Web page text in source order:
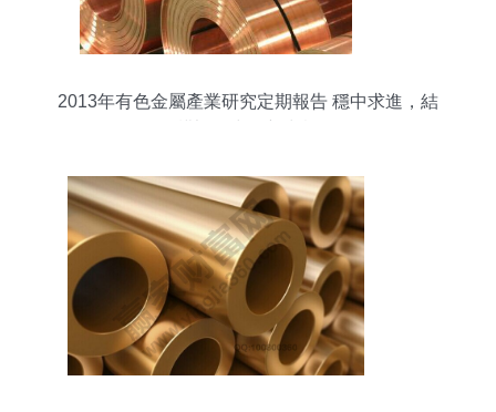
2013年有色金屬產業研究定期報告 穩中求進，結